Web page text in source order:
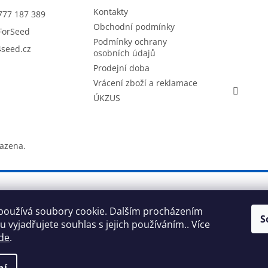
soubory cookie. Dalším procházením
vyjadřujete souhlas s jejich používáním.. Více
.
187 389
Kontakty
Obchodní podmínky
Podmínky ochrany
osobních údajů
Prodejní doba
Vrácení zboží a reklamace
ÚKZUS